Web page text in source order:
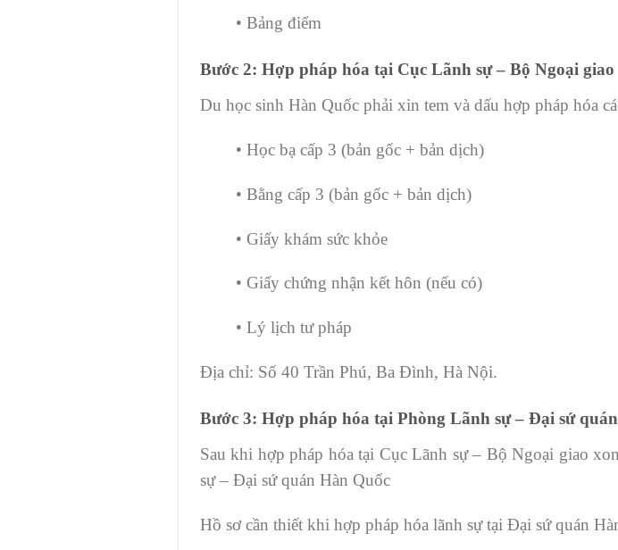
• Bảng điểm
Bước 2: Hợp pháp hóa tại Cục Lãnh sự – Bộ Ngoại giao
Du học sinh Hàn Quốc phải xin tem và dấu hợp pháp hóa
• Học bạ cấp 3 (bản gốc + bản dịch)
• Bằng cấp 3 (bản gốc + bản dịch)
• Giấy khám sức khỏe
• Giấy chứng nhận kết hôn (nếu có)
• Lý lịch tư pháp
Địa chỉ: Số 40 Trần Phú, Ba Đình, Hà Nội.
Bước 3: Hợp pháp hóa tại Phòng Lãnh sự – Đại sứ
Sau khi hợp pháp hóa tại Cục Lãnh sự – Bộ Ngoại giao
sự – Đại sứ quán Hàn Quốc
Hồ sơ cần thiết khi hợp pháp hóa lãnh sự tại Đại sứ quán